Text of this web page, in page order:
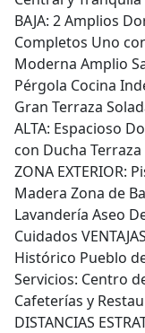
BAJA: 2 Amplios
Completos Uno
Moderna Amplio
Pérgola Cocina
Gran Terraza
ALTA: Espacioso
con Ducha
ZONA EXTERIOR:
Madera Zona de
Lavandería Aseo
Cuidados
Histórico Pueblo
Servicios: Centro
Cafeterías y
DISTANCIAS